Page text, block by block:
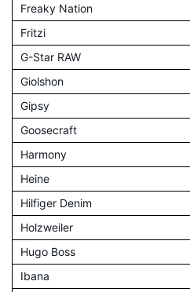
Freaky Nation
Fritzi
G-Star RAW
Giolshon
Gipsy
Goosecraft
Harmony
Heine
Hilfiger Denim
Holzweiler
Hugo Boss
Ibana